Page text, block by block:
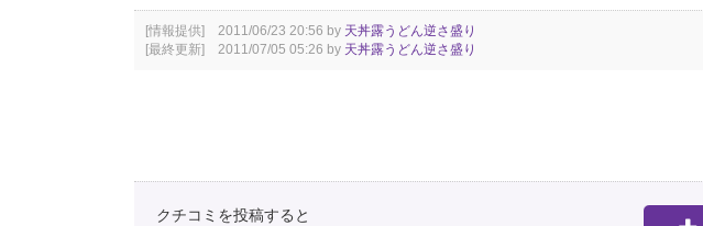
[情報提供] 2011/06/23 20:56 by 天丼露うどん逆さ盛り
[最終更新] 2011/07/05 05:26 by 天丼露うどん逆さ盛り
クチコミを投稿すると